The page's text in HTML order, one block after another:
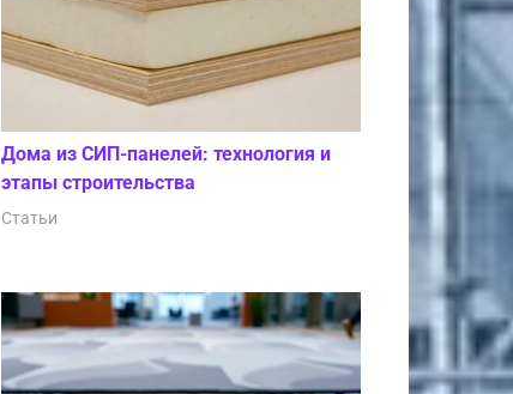
Дома из СИП-панелей: технология и
этапы строительства
Статьи